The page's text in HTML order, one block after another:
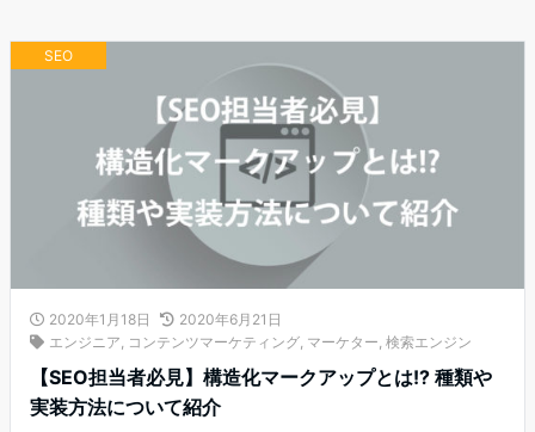
SEO
2020年1月18日
2020年6月21日
エンジニア, コンテンツマーケティング, マーケター, 検索エンジン
【SEO担当者必見】構造化マークアップとは!? 種類や
実装方法について紹介